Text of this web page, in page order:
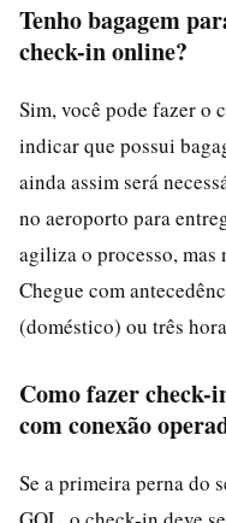
Tenho bagagem
check-in online?
Sim, você pode fazer o
indicar que possui
ainda assim será
no aeroporto para
agiliza o processo,
Chegue com
(doméstico) ou três
Como fazer
com conexão
Se a primeira perna do